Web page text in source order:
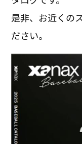
是非、お近くの
ださい。